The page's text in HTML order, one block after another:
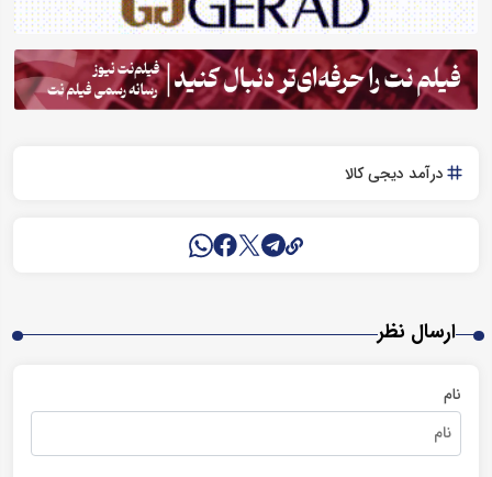
درآمد دیجی کالا
ارسال نظر
نام